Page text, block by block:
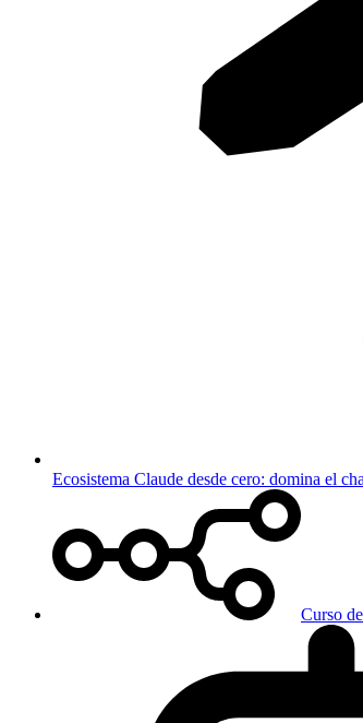
Ecosistema Claude desde cero: domina el
Curso